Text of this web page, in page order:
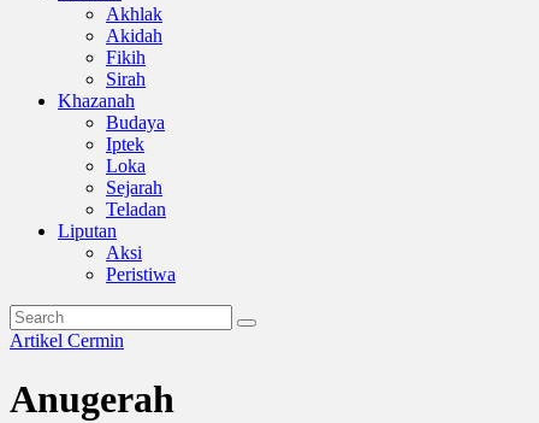
Akhlak
Akidah
Fikih
Sirah
Khazanah
Budaya
Iptek
Loka
Sejarah
Teladan
Liputan
Aksi
Peristiwa
Artikel Cermin
Anugerah